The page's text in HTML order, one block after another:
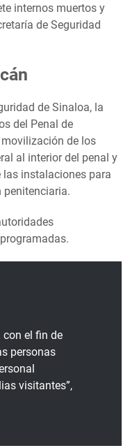
internos muertos y
de Seguridad
de Sinaloa, la
del Penal de
de los
al interior del penal y
instalaciones para
penitenciaria.
con el fin de
personas
visitantes”,